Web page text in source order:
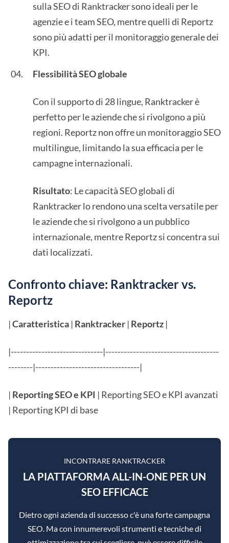
sulla SEO di Ranktracker sono ideali per le
agenzie e i team SEO, mentre quelli di Reportz
sono più adatti per il monitoraggio generale dei
KPI.
Flessibilità SEO globale
Con il supporto di 28 lingue, Ranktracker è
perfetto per le aziende che si rivolgono a più
regioni. Reportz non offre un monitoraggio SEO
multilingue, limitando la sua efficacia per le
campagne internazionali.
Risultato: Le capacità SEO globali di
Ranktracker lo rendono una scelta versatile per
le aziende che si rivolgono a un pubblico
internazionale, mentre Reportz si concentra sui
dati localizzati.
Confronto chiave: Ranktracker vs.
Reportz
|Caratteristica | Ranktracker | Reportz |
|------------------------------|-------------------------------------
--------|----------------------------------|
| Reporting SEO e KPI | Reporting SEO e KPI avanzati
| Reporting KPI di base
INCONTRARE RANKTRACKER
LA PIATTAFORMA ALL-IN-ONE PER UN
SEO EFFICACE
Dietro ogni azienda di successo c'è una forte campagna
SEO. Ma con innumerevoli strumenti e tecniche di